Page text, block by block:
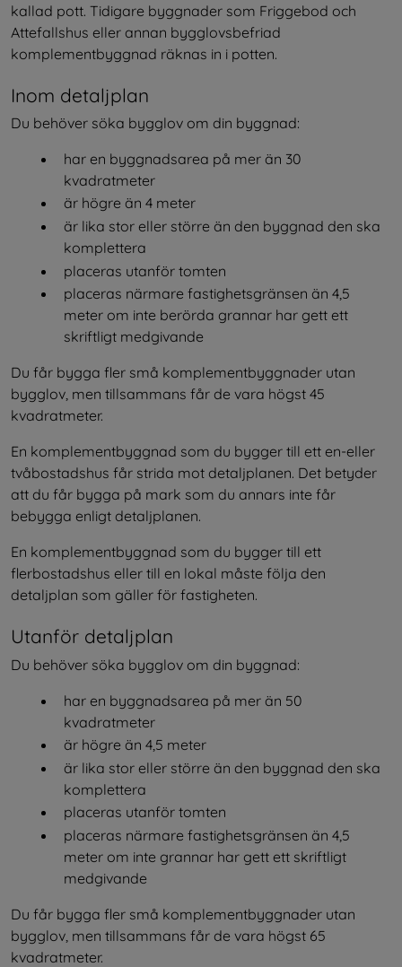
kallad pott. Tidigare byggnader som Friggebod och
Attefallshus eller annan bygglovsbefriad
komplementbyggnad räknas in i potten.
Inom detaljplan
Du behöver söka bygglov om din byggnad:
har en byggnadsarea på mer än 30
kvadratmeter
är högre än 4 meter
är lika stor eller större än den byggnad den ska
komplettera
placeras utanför tomten
placeras närmare fastighetsgränsen än 4,5
meter om inte berörda grannar har gett ett
skriftligt medgivande
Du får bygga fler små komplementbyggnader utan
bygglov, men tillsammans får de vara högst 45
kvadratmeter.
En komplementbyggnad som du bygger till ett en-eller
tvåbostadshus får strida mot detaljplanen. Det betyder
att du får bygga på mark som du annars inte får
bebygga enligt detaljplanen.
En komplementbyggnad som du bygger till ett
flerbostadshus eller till en lokal måste följa den
detaljplan som gäller för fastigheten.
Utanför detaljplan
Du behöver söka bygglov om din byggnad:
har en byggnadsarea på mer än 50
kvadratmeter
är högre än 4,5 meter
är lika stor eller större än den byggnad den ska
komplettera
placeras utanför tomten
placeras närmare fastighetsgränsen än 4,5
meter om inte grannar har gett ett skriftligt
medgivande
Du får bygga fler små komplementbyggnader utan
bygglov, men tillsammans får de vara högst 65
kvadratmeter.